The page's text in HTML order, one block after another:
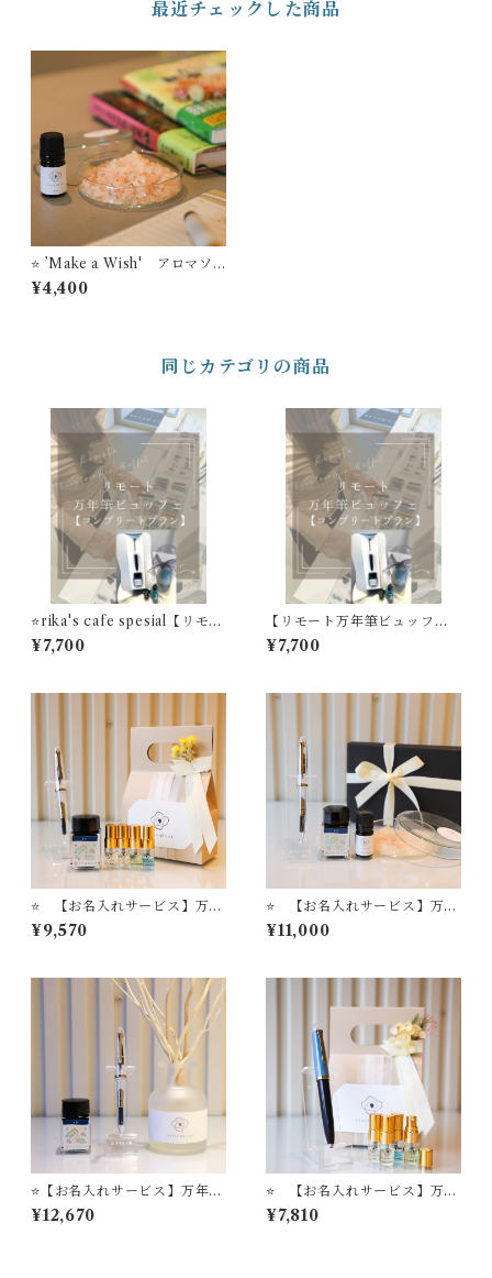
最近チェックした商品
⭐️ ’Make a Wish' アロマソ
ルトディフューザー STYLE
OF LABオリジナルフレグラ
¥4,400
同じカテゴリの商品
⭐️rika's cafe spesial【リモー
ト万年筆ビュッフェ】 コン
プリートプラン 万年筆１
スプレー STYLE OF LAB
¥7,700
【リモート万年筆ビュッフ
ェ】 コンプリートプラン
万年筆１本 リモート万年筆
グランススプレー STYLE O
¥7,700
⭐️ 【お名入れサービス】万年
筆ビュッフェ'Pick Who?'コ
レクション「ゴールドトリ
吸入コンバーター（ゴールド
パック）＋ STYLE OF LAB
オリジナル万年筆インク '＃2
4' ＋ STYLE OF LABオリジ
ナル ミニフレグランスセッ
¥9,570
⭐️ 【お名入れサービス】万年
筆ビュッフェ'Pick Who?'コ
レクション「ゴールドトリ
ドパック）＋ STYLE OF L
AB オリジナル万年筆インク
'＃24' ＋ STYLE OF LAB
オリジナル アロマソルトデ
ィフューザー
¥11,000
⭐️【お名入れサービス】万年筆
ビュッフェ'Pick Who?'コレ
クション「ゴールドトリム・
¥12,670
⭐️ 【お名入れサービス】万年
筆ビュッフェ ’Pick Who？’
コレクション 店主−01 ＋ S
¥7,810